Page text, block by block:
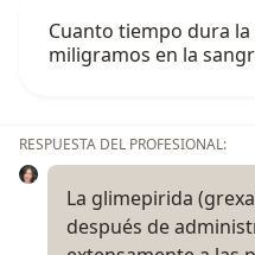
Cuanto tiempo dura
miligramos en la
RESPUESTA DEL PROFESIONAL:
La glimepirida
después de